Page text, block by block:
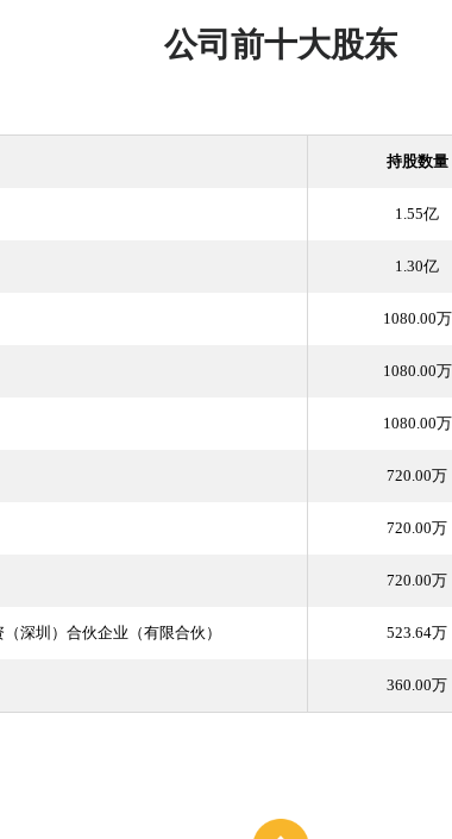
公司前十大股东
持股数量
1.55亿
1.30亿
1080.00万
1080.00万
1080.00万
720.00万
720.00万
720.00万
深圳）合伙企业（有限合伙） 523.64万
360.00万